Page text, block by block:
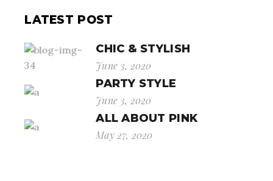
LATEST POST
CHIC & STYLISH
June 3, 2020
PARTY STYLE
June 3, 2020
ALL ABOUT PINK
May 27, 2020